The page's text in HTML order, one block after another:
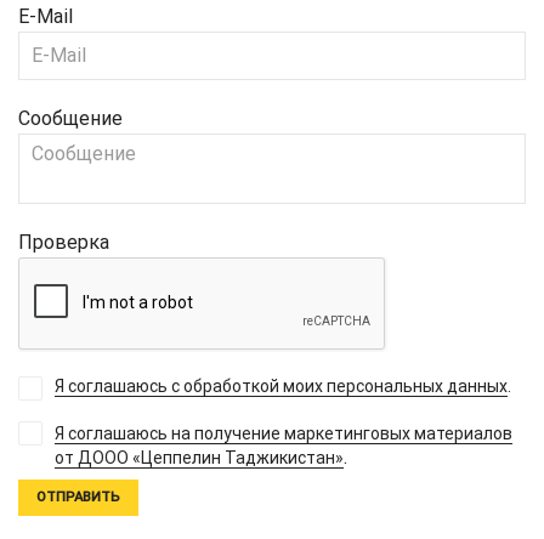
E-Mail
Сообщение
Проверка
Я соглашаюсь с обработкой моих персональных данных
Я соглашаюсь на получение маркетинговых материалов
от ДООО «Цеппелин Таджикистан».